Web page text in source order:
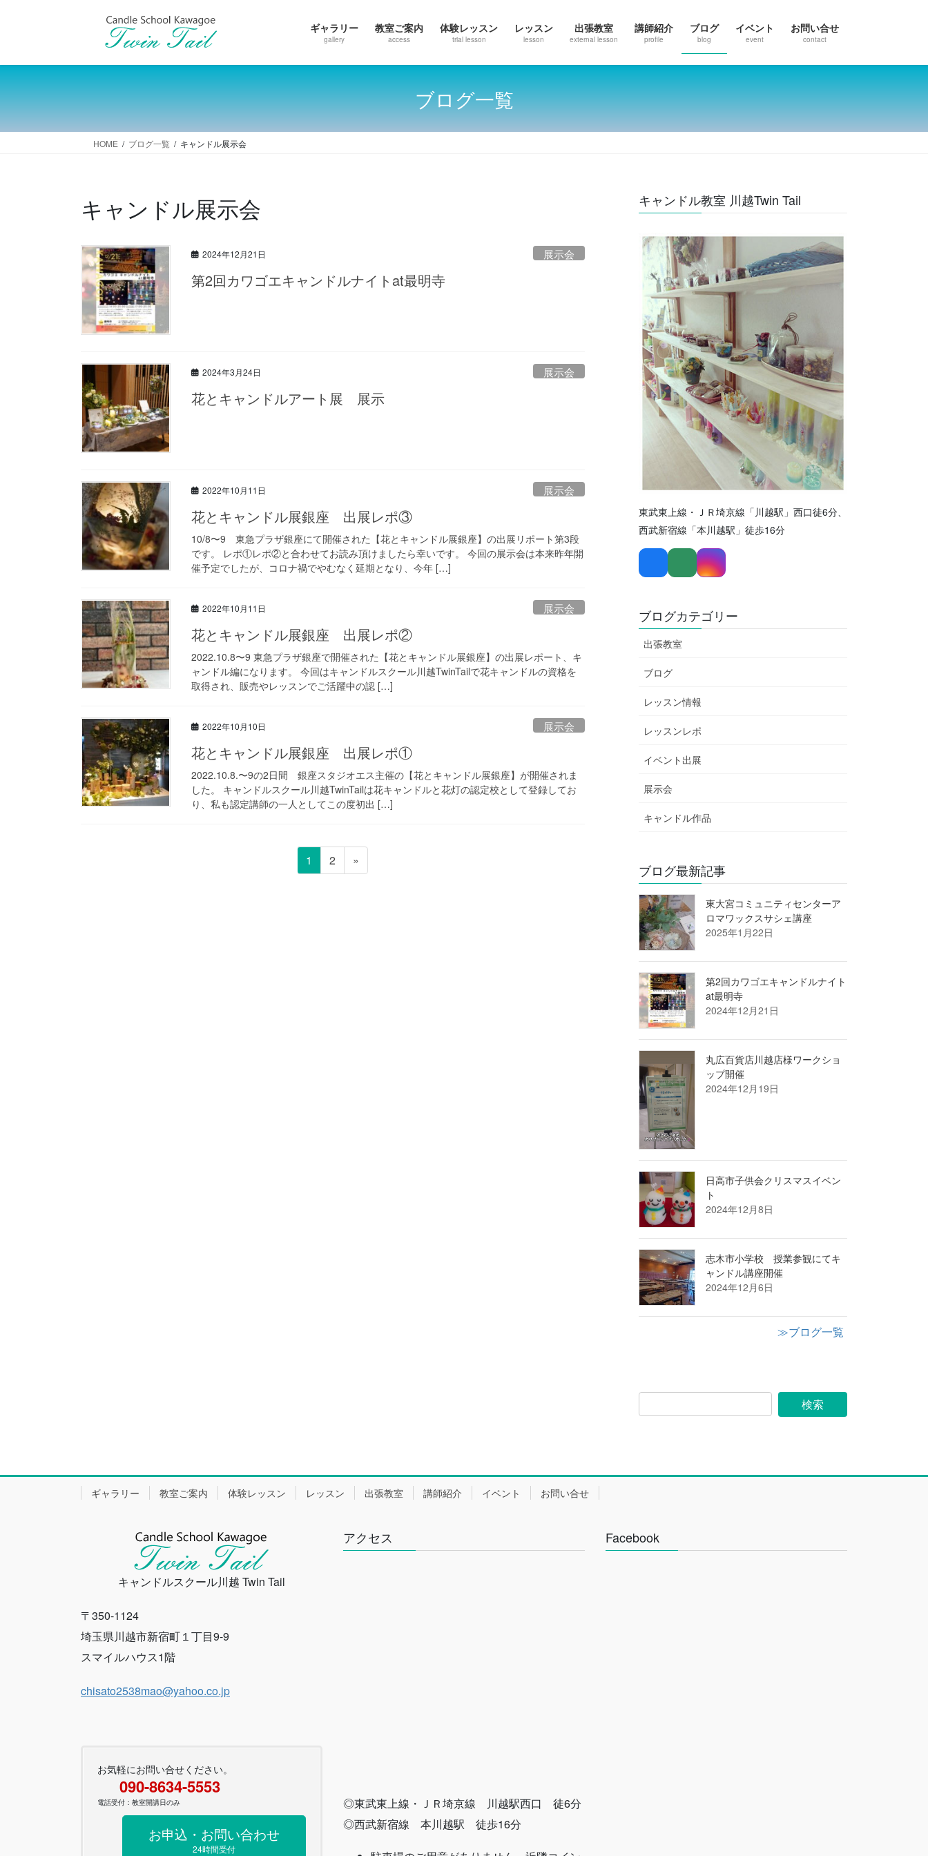
ツ
ス
キ
シ
ン
に
ギャラリー
gallery
教室ご案内
access
体験レッスン
trial lesson
レッスン
lesson
出張教室
external lesson
講師紹介
profile
ブログ
blog
イベント
event
お問い合せ
contact
ブログ一覧
HOME ブログ一覧 キャンドル展示会
キャンドル展示会
2024年12月21日 展示会
第2回カワゴエキャンドルナイトat最明寺
2024年3月24日 展示会
花とキャンドルアート展 展示
2022年10月11日 展示会
花とキャンドル展銀座 出展レポ③
10/8〜9 東急プラザ銀座にて開催された【花とキャンドル展銀座】の出展リポート第3段
です。 レポ①レポ②と合わせてお読み頂けましたら幸いです。 今回の展示会は本来昨年開
催予定でしたが、コロナ禍でやむなく延期となり、今年 […]
2022年10月11日 展示会
花とキャンドル展銀座 出展レポ②
2022.10.8〜9 東急プラザ銀座で開催された【花とキャンドル展銀座】の出展レポート、キ
ャンドル編になります。 今回はキャンドルスクール川越TwinTailで花キャンドルの資格を
取得され、販売やレッスンでご活躍中の認 […]
2022年10月10日 展示会
花とキャンドル展銀座 出展レポ①
2022.10.8.〜9の2日間 銀座スタジオエス主催の【花とキャンドル展銀座】が開催されま
した。 キャンドルスクール川越TwinTailは花キャンドルと花灯の認定校として登録してお
り、私も認定講師の一人としてこの度初出 […]
固
定
1
固
定
2 »
キャンドル教室 川越Twin Tail
東武東上線・ＪＲ埼京線「川越駅」西口徒6分、
西武新宿線「本川越駅」徒歩16分
ブログカテゴリー
出張教室
ブログ
レッスン情報
レッスンレポ
イベント出展
展示会
キャンドル作品
ブログ最新記事
東大宮コミュニティセンターア
ロマワックスサシェ講座
2025年1月22日
第2回カワゴエキャンドルナイト
at最明寺
2024年12月21日
丸広百貨店川越店様ワークショ
ップ開催
2024年12月19日
日高市子供会クリスマスイベン
ト
2024年12月8日
志木市小学校 授業参観にてキ
ャンドル講座開催
2024年12月6日
≫ブログ一覧
ギャラリー 教室ご案内 体験レッスン レッスン 出張教室 講師紹介 イベント お問い合せ
キャンドルスクール川越 Twin Tail
〒350-1124
埼玉県川越市新宿町１丁目9-9
スマイルハウス1階
chisato2538mao@yahoo.co.jp
お気軽にお問い合せください。
090-8634-5553
電話受付：教室開講日のみ
お申込・お問い合わせ
24時間受付
アクセス
◎東武東上線・ＪＲ埼京線 川越駅西口 徒6分
◎西武新宿線 本川越駅 徒歩16分
Facebook